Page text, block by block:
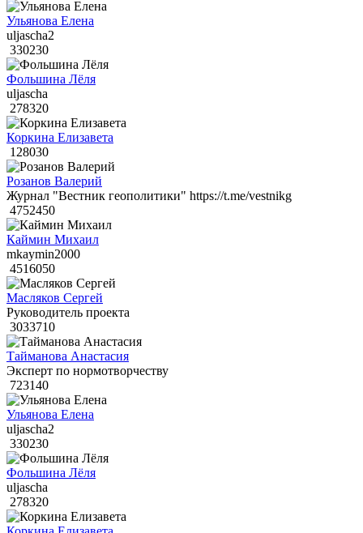
Ульянова Елена
uljascha2
330230
Фольшина Лёля
uljascha
278320
Коркина Елизавета
128030
Розанов Валерий
Журнал "Вестник геополитики" https://t.me/vestnikg
4752450
Каймин Михаил
mkaymin2000
4516050
Масляков Сергей
Руководитель проекта
3033710
Тайманова Анастасия
Эксперт по нормотворчеству
723140
Ульянова Елена
uljascha2
330230
Фольшина Лёля
uljascha
278320